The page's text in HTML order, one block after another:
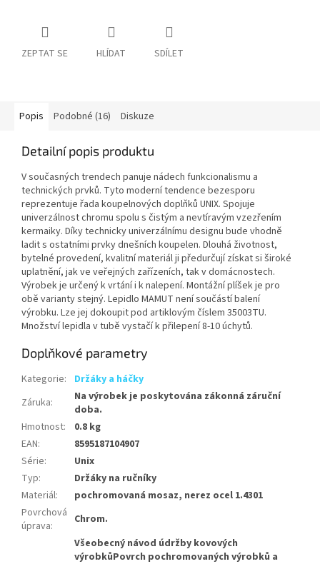
ZEPTAT SE HLÍDAT SDÍLET
Popis Podobné (16) Diskuze
Detailní popis produktu
V současných trendech panuje nádech funkcionalismu a
technických prvků. Tyto moderní tendence bezesporu
reprezentuje řada koupelnových doplňků UNIX. Spojuje
univerzálnost chromu spolu s čistým a nevtíravým vzezřením
kermaiky. Díky technicky univerzálnímu designu bude vhodně
ladit s ostatními prvky dnešních koupelen. Dlouhá životnost,
bytelné provedení, kvalitní materiál ji předurčují získat si široké
uplatnění, jak ve veřejných zařízeních, tak v domácnostech.
Výrobek je určený k vrtání i k nalepení. Montážní plíšek je pro
obě varianty stejný. Lepidlo MAMUT není součástí balení
výrobku. Lze jej dokoupit pod artiklovým číslem 35003TU.
Množství lepidla v tubě vystačí k přilepení 8-10 úchytů.
Doplňkové parametry
Kategorie:
Držáky a háčky
Záruka:
Na výrobek je poskytována zákonná záruční
doba.
Hmotnost:
0.8 kg
EAN:
8595187104907
Série:
Unix
Typ:
Držáky na ručníky
Materiál:
pochromovaná mosaz, nerez ocel 1.4301
Povrchová
úprava:
Chrom.
Všeobecný návod údržby kovových
výrobkůPovrch pochromovaných výrobků a